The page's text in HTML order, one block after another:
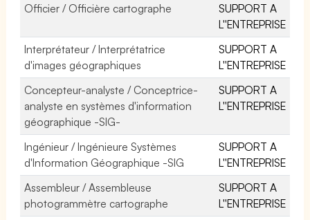
Officier / Officière cartographe
SUPPORT A
L''ENTREPRISE
Interprétateur / Interprétatrice
d'images géographiques
SUPPORT A
L''ENTREPRISE
Concepteur-analyste / Conceptrice-
analyste en systèmes d'information
géographique -SIG-
SUPPORT A
L''ENTREPRISE
Ingénieur / Ingénieure Systèmes
d'Information Géographique -SIG
SUPPORT A
L''ENTREPRISE
Assembleur / Assembleuse
photogrammètre cartographe
SUPPORT A
L''ENTREPRISE